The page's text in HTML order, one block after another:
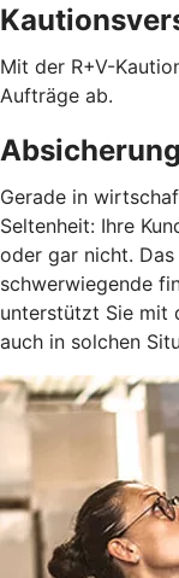
Mit der R+V-
Aufträge ab.
Gerade in
Seltenheit: Ihre
oder gar nicht.
schwerwiegende
unterstützt Sie mit
auch in solchen